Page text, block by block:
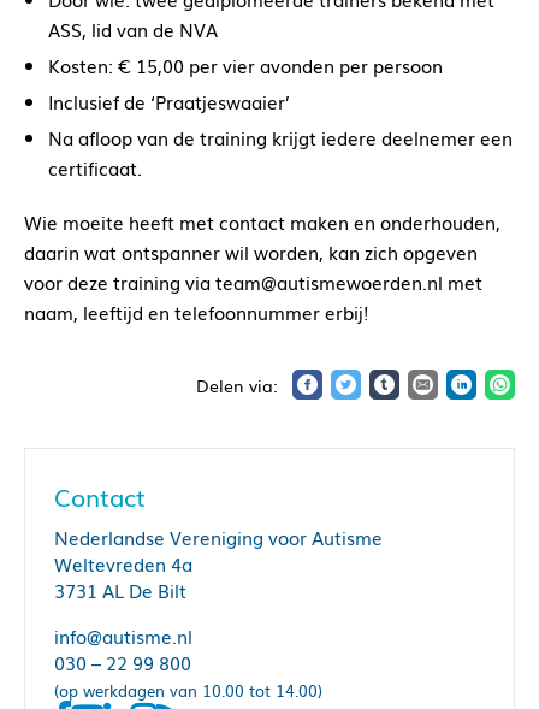
ASS, lid van de NVA
Kosten: € 15,00 per vier avonden per persoon
Inclusief de ‘Praatjeswaaier’
Na afloop van de training krijgt iedere deelnemer een
certificaat.
Wie moeite heeft met contact maken en onderhouden,
daarin wat ontspanner wil worden, kan zich opgeven
voor deze training via team@autismewoerden.nl met
naam, leeftijd en telefoonnummer erbij!
Contact
Nederlandse Vereniging voor Autisme
Weltevreden 4a
3731 AL De Bilt
info@autisme.nl
030 – 22 99 800
(op werkdagen van 10.00 tot 14.00)